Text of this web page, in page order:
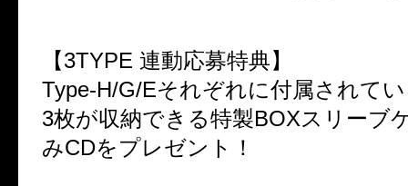
【3TYPE 連動応募特典】
Type-H/G/Eそれぞれに付属されて
3枚が収納できる特製BOXスリーブ
みCDをプレゼント！